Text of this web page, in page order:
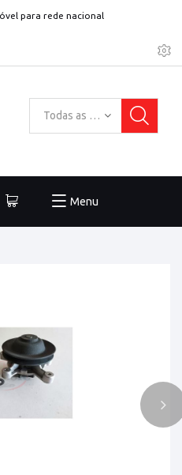
para rede nacional
Todas as categorias
Menu